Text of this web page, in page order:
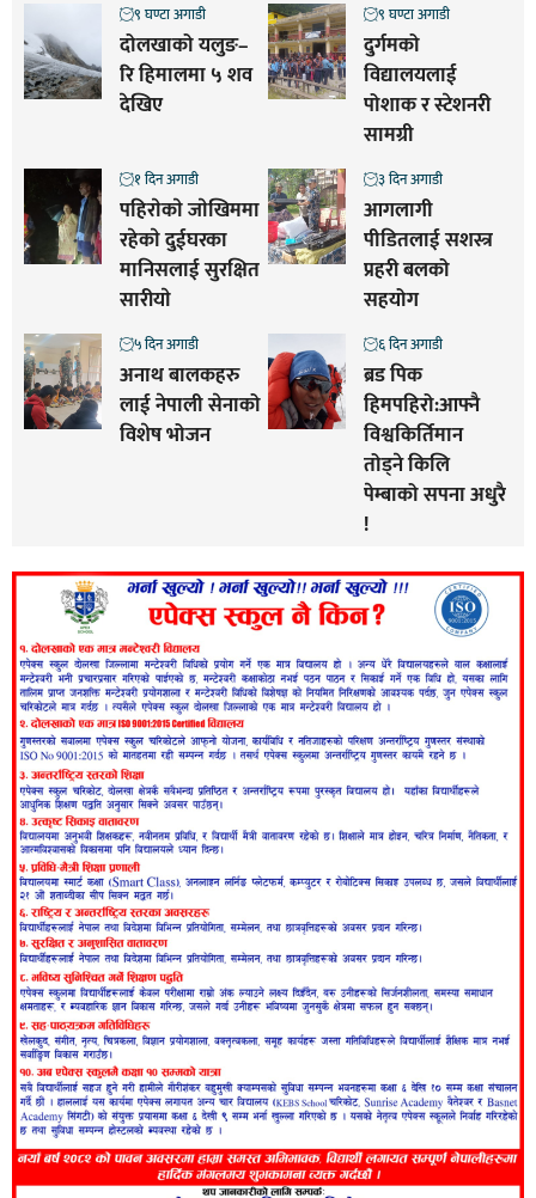
दोलखाको यलुङ–
रि हिमालमा ५ शव
देखिए
९ घण्टा अगाडी
दुर्गमको
विद्यालयलाई
पोशाक र स्टेशनरी
सामग्री
९ घण्टा अगाडी
पहिराेकाे जाेखिममा
रहेकाे दुईघरका
मानिसलाई सुरक्षित
सारीयाे
१ दिन अगाडी
आगलागी
पीडितलाई सशस्त्र
प्रहरी बलको
सहयोग
३ दिन अगाडी
अनाथ बालकहरु
लाई नेपाली सेनाको
विशेष भोजन
५ दिन अगाडी
ब्रड पिक
हिमपहिरो:आफ्नै
विश्वकिर्तिमान
तोड्ने किलि
पेम्बाको सपना अधुरै
!
६ दिन अगाडी